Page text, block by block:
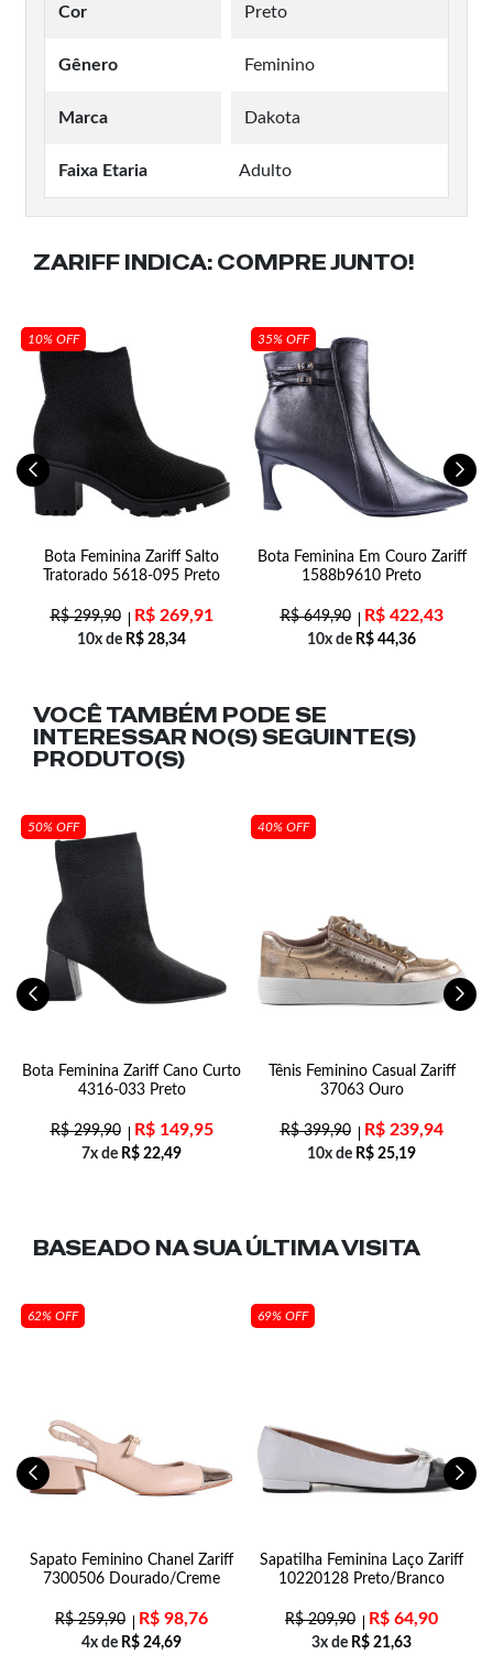
Cor Preto
Gênero Feminino
Marca Dakota
Faixa Etaria Adulto
ZARIFF INDICA: COMPRE JUNTO!
10% OFF
Bota Feminina Zariff Salto
Tratorado 5618-095 Preto
R$299,90 R$269,91
10x de R$ 28,34
35% OFF
Bota Feminina Em Couro Zariff
1588b9610 Preto
R$649,90 R$422,43
10x de R$ 44,36
VOCÊ TAMBÉM PODE SE
INTERESSAR NO(S) SEGUINTE(S)
PRODUTO(S)
50% OFF
Bota Feminina Zariff Cano Curto
4316-033 Preto
R$299,90 R$149,95
7x de R$ 22,49
40% OFF
Tênis Feminino Casual Zariff
37063 Ouro
R$399,90 R$239,94
10x de R$ 25,19
BASEADO NA SUAÚLTIMA VISITA
62% OFF
Sapato Feminino Chanel Zariff
7300506 Dourado/Creme
R$259,90 R$ 98,76
4x de R$ 24,69
69% OFF
Sapatilha Feminina Laço Zariff
10220128 Preto/Branco
R$209,90 R$ 64,90
3x de R$ 21,63